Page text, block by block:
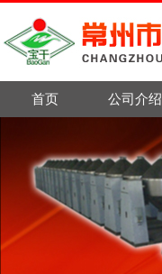
首页 公司介绍